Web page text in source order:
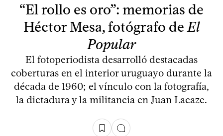
“El rollo es oro”: memorias de
Héctor Mesa, fotógrafo de El
Popular
El fotoperiodista desarrolló destacadas
coberturas en el interior uruguayo durante la
década de 1960; el vínculo con la fotografía,
la dictadura y la militancia en Juan Lacaze.